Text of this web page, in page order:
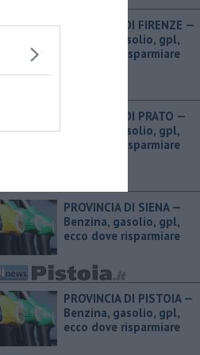
PROVINCIA DI FIRENZE — ​
Benzina, gasolio, gpl,
ecco dove risparmiare
PROVINCIA DI PRATO — ​
Benzina, gasolio, gpl,
ecco dove risparmiare
PROVINCIA DI SIENA — ​
Benzina, gasolio, gpl,
ecco dove risparmiare
PROVINCIA DI PISTOIA — ​
Benzina, gasolio, gpl,
ecco dove risparmiare